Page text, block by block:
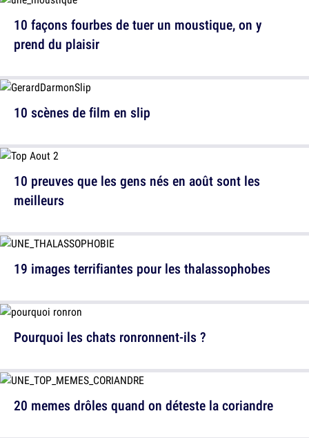
10 scènes de film en slip
19 images terrifiantes pour les thalassophobes
20 memes drôles quand on déteste la coriandre
10 façons fourbes de tuer un moustique, on y
prend du plaisir
10 preuves que les gens nés en août sont les
meilleurs
Pourquoi les chats ronronnent-ils ?